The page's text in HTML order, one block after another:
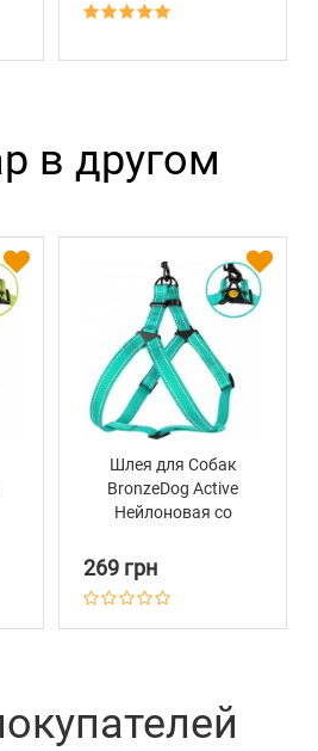
в другом
Шлея для Собак
BronzeDog Active
Нейлоновая со
Ментоловый
269 грн